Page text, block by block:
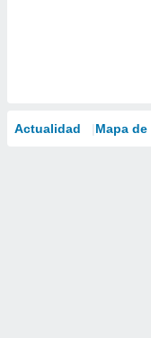
Actualidad Mapa